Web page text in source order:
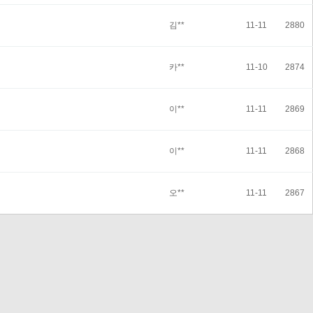
김** 11-11 2880
카** 11-10 2874
이** 11-11 2869
이** 11-11 2868
오** 11-11 2867